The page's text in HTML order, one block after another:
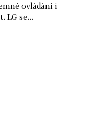
ovládání i
LG se...